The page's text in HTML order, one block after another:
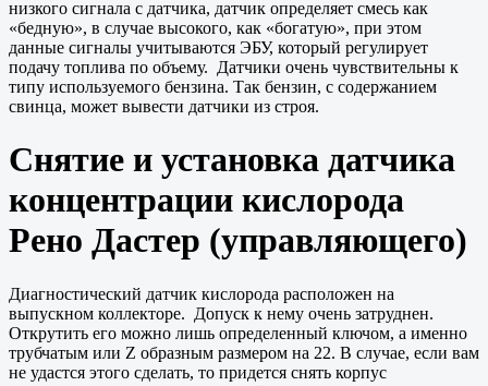
низкого сигнала с датчика, датчик определяет смесь как
«бедную», в случае высокого, как «богатую», при этом
данные сигналы учитываются ЭБУ, который регулирует
подачу топлива по объему. Датчики очень чувствительны к
типу используемого бензина. Так бензин, с содержанием
свинца, может вывести датчики из строя.
Снятие и установка датчика
концентрации кислорода
Рено Дастер (управляющего)
Диагностический датчик кислорода расположен на
выпускном коллекторе. Допуск к нему очень затруднен.
Открутить его можно лишь определенный ключом, а именно
трубчатым или Z образным размером на 22. В случае, если вам
не удастся этого сделать, то придется снять корпус